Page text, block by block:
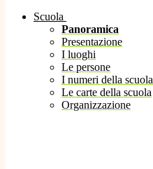
Scuola
Panoramica
Presentazione
I luoghi
Le persone
I numeri della scuola
Le carte della scuola
Organizzazione